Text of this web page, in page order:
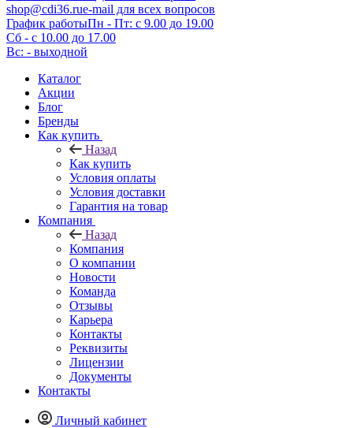
shop@cdi36.rue-mail для всех вопросов
График работыПн - Пт: с 9.00 до 19.00
Сб - с 10.00 до 17.00
Вс: - выходной
Каталог
Акции
Блог
Бренды
Как купить
Назад
Как купить
Условия оплаты
Условия доставки
Гарантия на товар
Компания
Назад
Компания
О компании
Новости
Команда
Отзывы
Карьера
Контакты
Реквизиты
Лицензии
Документы
Контакты
Личный кабинет